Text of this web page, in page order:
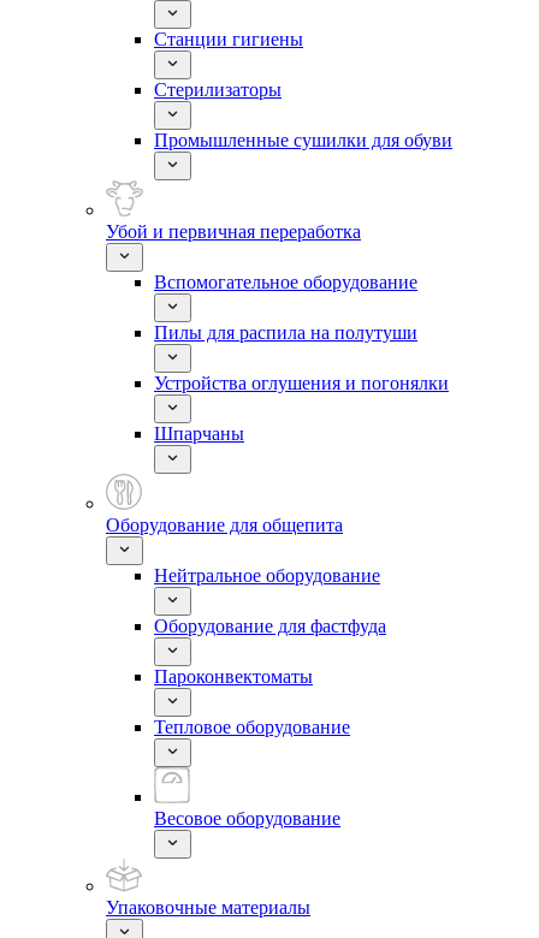
Станции гигиены
Стерилизаторы
Промышленные сушилки для обуви
Убой и первичная переработка
Вспомогательное оборудование
Пилы для распила на полутуши
Устройства оглушения и погонялки
Шпарчаны
Оборудование для общепита
Нейтральное оборудование
Оборудование для фастфуда
Пароконвектоматы
Тепловое оборудование
Весовое оборудование
Упаковочные материалы